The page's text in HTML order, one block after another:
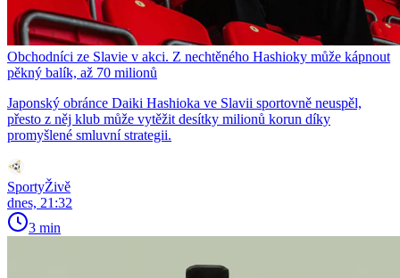
Obchodníci ze Slavie v akci. Z nechtěného Hashioky může kápnout
pěkný balík, až 70 milionů
Japonský obránce Daiki Hashioka ve Slavii sportovně neuspěl,
přesto z něj klub může vytěžit desítky milionů korun díky
promyšlené smluvní strategii.
SportyŽivě
dnes, 21:32
3 min